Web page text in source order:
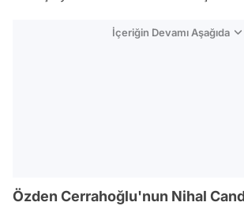
İçeriğin Devamı Aşağıda
Özden Cerrahoğlu'nun Nihal